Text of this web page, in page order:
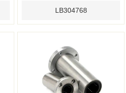
LB304768